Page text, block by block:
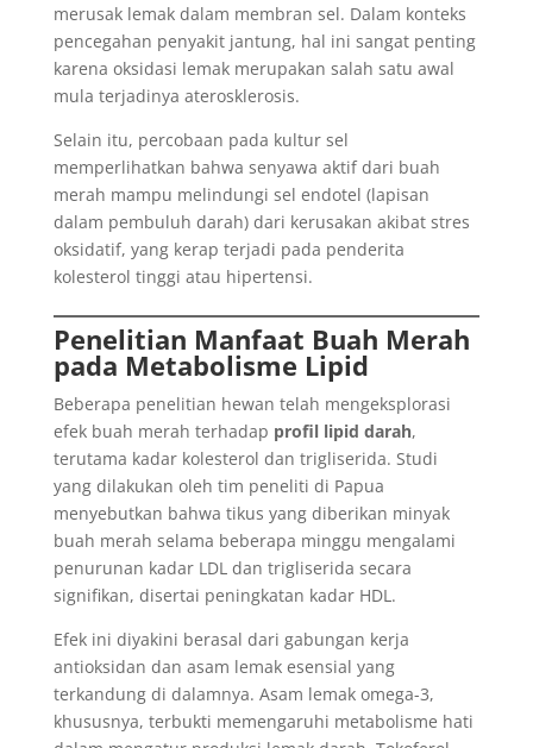
merusak lemak dalam membran sel. Dalam konteks
pencegahan penyakit jantung, hal ini sangat penting
karena oksidasi lemak merupakan salah satu awal
mula terjadinya aterosklerosis.
Selain itu, percobaan pada kultur sel
memperlihatkan bahwa senyawa aktif dari buah
merah mampu melindungi sel endotel (lapisan
dalam pembuluh darah) dari kerusakan akibat stres
oksidatif, yang kerap terjadi pada penderita
kolesterol tinggi atau hipertensi.
Penelitian Manfaat Buah Merah
pada Metabolisme Lipid
Beberapa penelitian hewan telah mengeksplorasi
efek buah merah terhadap profil lipid darah,
terutama kadar kolesterol dan trigliserida. Studi
yang dilakukan oleh tim peneliti di Papua
menyebutkan bahwa tikus yang diberikan minyak
buah merah selama beberapa minggu mengalami
penurunan kadar LDL dan trigliserida secara
signifikan, disertai peningkatan kadar HDL.
Efek ini diyakini berasal dari gabungan kerja
antioksidan dan asam lemak esensial yang
terkandung di dalamnya. Asam lemak omega-3,
khususnya, terbukti memengaruhi metabolisme hati